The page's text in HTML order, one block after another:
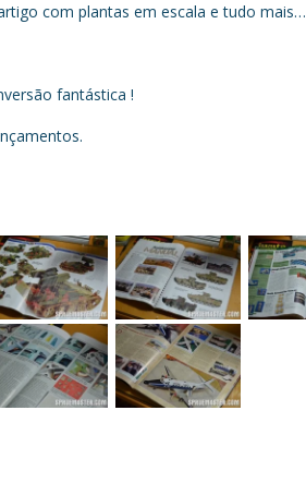
com plantas em escala e tudo mais…
fantástica !